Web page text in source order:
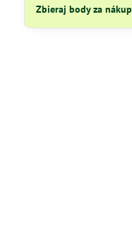
Zbieraj body za nákup